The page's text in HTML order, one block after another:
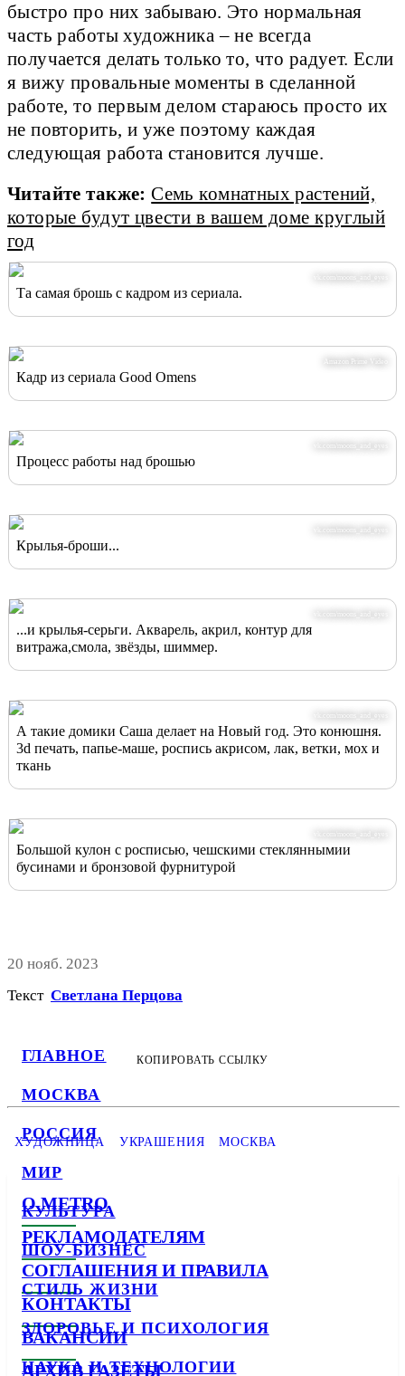
ГЛАВНОЕ
МОСКВА
РОССИЯ
МИР
КУЛЬТУРА
ШОУ-БИЗНЕС
СТИЛЬ ЖИЗНИ
ЗДОРОВЬЕ И ПСИХОЛОГИЯ
НАУКА И ТЕХНОЛОГИИ
быстро про них забываю. Это нормальная
часть работы художника – не всегда
получается делать только то, что радует. Если
я вижу провальные моменты в сделанной
работе, то первым делом стараюсь просто их
не повторить, и уже поэтому каждая
следующая работа становится лучше.
Читайте также:Семь комнатных растений,
которые будут цвести в вашем доме круглый
год
Та самая брошь с кадром из сериала.
Amazon Prime Video
Кадр из сериала Good Omens
Процесс работы над брошью
Крылья-броши...
...и крылья-серьги. Акварель, акрил, контур для
витража,смола, звёзды, шиммер.
А такие домики Саша делает на Новый год. Это конюшня.
3d печать, папье-маше, роспись акрисом, лак, ветки, мох и
ткань
Большой кулон с росписью, чешскими стекляннымии
бусинами и бронзовой фурнитурой
20 нояб. 2023
Текст Светлана Перцова
КОПИРОВАТЬ ССЫЛКУ
ХУДОЖНИЦА УКРАШЕНИЯ МОСКВА
О METRO
РЕКЛАМОДАТЕЛЯМ
СОГЛАШЕНИЯ И ПРАВИЛА
КОНТАКТЫ
ВАКАНСИИ
АРХИВ ГАЗЕТЫ